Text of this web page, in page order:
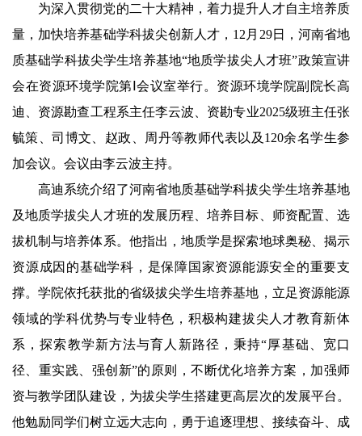
为深入贯彻党的二十大精神，着力提升人才自主培养质
量，加快培养基础学科拔尖创新人才，12月29日，河南省地
质基础学科拔尖学生培养基地“地质学拔尖人才班”政策宣讲
会在资源环境学院第Ⅰ会议室举行。资源环境学院副院长高
迪、资源勘查工程系主任李云波、资勘专业2025级班主任张
毓策、司博文、赵政、周丹等教师代表以及120余名学生参
加会议。会议由李云波主持。
高迪系统介绍了河南省地质基础学科拔尖学生培养基地
及地质学拔尖人才班的发展历程、培养目标、师资配置、选
拔机制与培养体系。他指出，地质学是探索地球奥秘、揭示
资源成因的基础学科，是保障国家资源能源安全的重要支
撑。学院依托获批的省级拔尖学生培养基地，立足资源能源
领域的学科优势与专业特色，积极构建拔尖人才教育新体
系，探索教学新方法与育人新路径，秉持“厚基础、宽口
径、重实践、强创新”的原则，不断优化培养方案，加强师
资与教学团队建设，为拔尖学生搭建更高层次的发展平台。
他勉励同学们树立远大志向，勇于追逐理想、接续奋斗、成